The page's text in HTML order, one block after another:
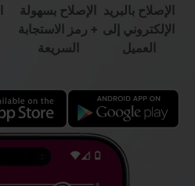
الإصلاح بالبريد
الإلكتروني إلى
العميل
الإصلاح بسهولة
+ رمز الاستجابة
السريعة